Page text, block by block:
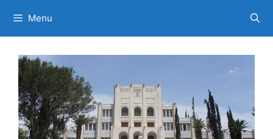
indhold
Menu